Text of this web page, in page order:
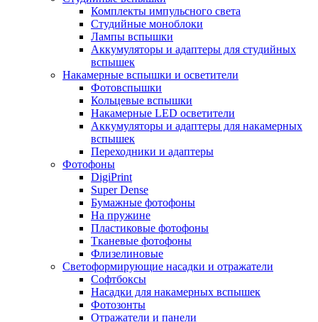
Комплекты импульсного света
Студийные моноблоки
Лампы вспышки
Аккумуляторы и адаптеры для студийных
вспышек
Накамерные вспышки и осветители
Фотовспышки
Кольцевые вспышки
Накамерные LED осветители
Аккумуляторы и адаптеры для накамерных
вспышек
Переходники и адаптеры
Фотофоны
DigiPrint
Super Dense
Бумажные фотофоны
На пружине
Пластиковые фотофоны
Тканевые фотофоны
Флизелиновые
Светоформирующие насадки и отражатели
Софтбоксы
Насадки для накамерных вспышек
Фотозонты
Отражатели и панели